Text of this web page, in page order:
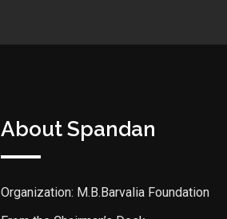
About Spandan
Organization: M.B.Barvalia Foundation